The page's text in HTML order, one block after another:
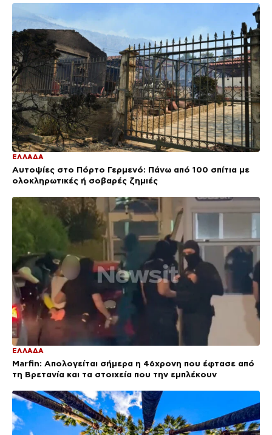
ΕΛΛΑΔΑ
Αυτοψίες στο Πόρτο Γερμενό: Πάνω από 100 σπίτια με
ολοκληρωτικές ή σοβαρές ζημιές
ΕΛΛΑΔΑ
Marfin: Απολογείται σήμερα η 46χρονη που έφτασε από
τη Βρετανία και τα στοιχεία που την εμπλέκουν